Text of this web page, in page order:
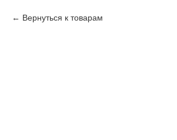
Вернуться к товарам